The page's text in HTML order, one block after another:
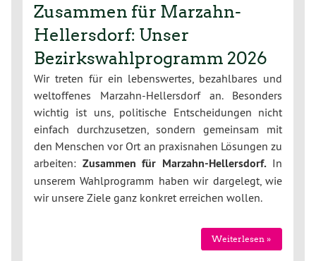
Zusammen für Marzahn-
Hellersdorf: Unser
Bezirkswahlprogramm 2026
Wir treten für ein lebenswertes, bezahlbares und
weltoffenes Marzahn-Hellersdorf an. Besonders
wichtig ist uns, politische Entscheidungen nicht
einfach durchzusetzen, sondern gemeinsam mit
den Menschen vor Ort an praxisnahen Lösungen zu
arbeiten: Zusammen für Marzahn-Hellersdorf.In
unserem Wahlprogramm haben wir dargelegt, wie
wir unsere Ziele ganz konkret erreichen wollen.
Weiterlesen »